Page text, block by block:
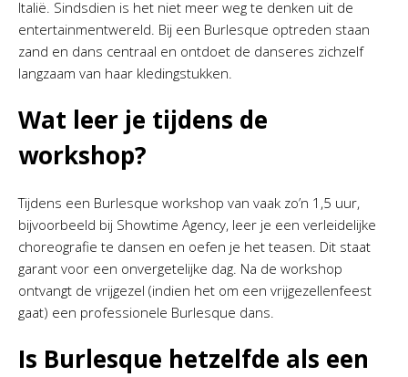
Italië. Sindsdien is het niet meer weg te denken uit de
entertainmentwereld. Bij een Burlesque optreden staan
zand en dans centraal en ontdoet de danseres zichzelf
langzaam van haar kledingstukken.
Wat leer je tijdens de
workshop?
Tijdens een Burlesque workshop van vaak zo’n 1,5 uur,
bijvoorbeeld bij Showtime Agency, leer je een verleidelijke
choreografie te dansen en oefen je het teasen. Dit staat
garant voor een onvergetelijke dag. Na de workshop
ontvangt de vrijgezel (indien het om een vrijgezellenfeest
gaat) een professionele Burlesque dans.
Is Burlesque hetzelfde als een